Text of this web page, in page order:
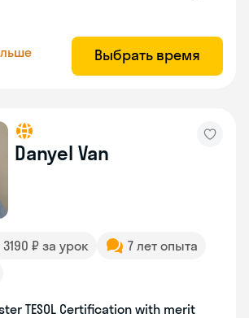
Выбрать время
Danyel Van
3190 ₽ за урок
7 лет опыта
TESOL Certification with merit